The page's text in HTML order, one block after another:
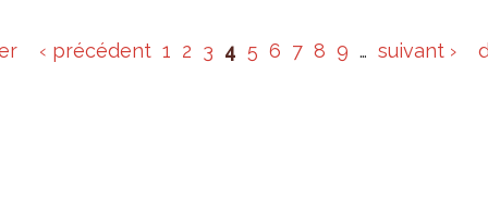
‹ précédent 1 2 3 4 5 6 7 8 9 … suivant ›